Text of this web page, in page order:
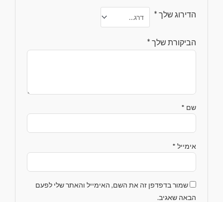
הדירוג שלך *
הביקורת שלך *
שם *
אימייל *
שמור בדפדפן זה את השם, האימייל והאתר שלי לפעם
הבאה שאגיב.